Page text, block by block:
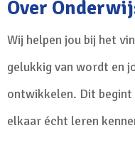
Over
Wij helpen jou bij het
gelukkig van wordt en
ontwikkelen. Dit begint
elkaar écht leren